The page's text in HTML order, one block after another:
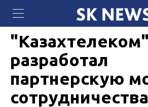
QazCloud расширил
для задач искусственного
24 ИЮНЯ 2021, 10:55 4387
"Казахтелеком"
разработал
партнерскую
сотрудничества